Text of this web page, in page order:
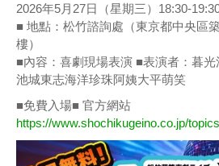
2026年5月27日（星期三）18:30-
■ 地點：松竹諮詢處（東京都中央區
樓）
■內容：喜劇現場表演 ■表演者：暮光
池城東志海洋珍珠阿姨大平萌笑
■免費入場■ 官方網站
https://www.shochikugeino.co.jp/